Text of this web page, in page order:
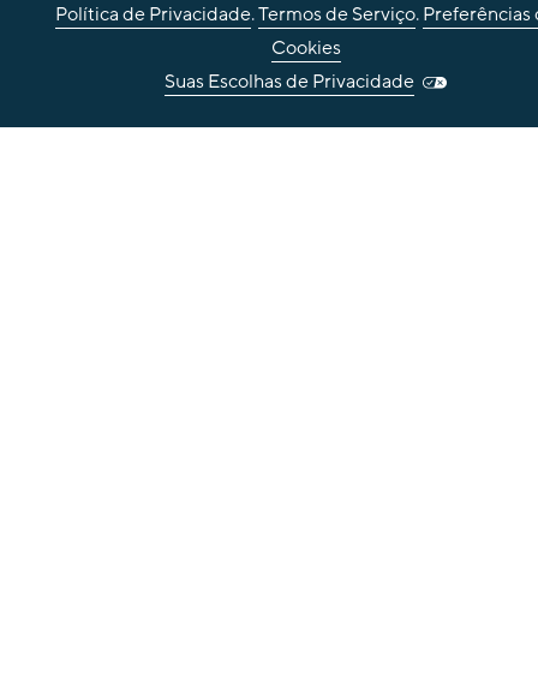
Política de Privacidade.Termos de Serviço.Preferências
Cookies
Suas Escolhas de Privacidade